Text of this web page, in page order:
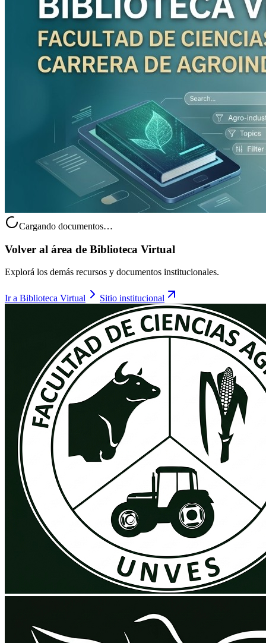
Cargando documentos…
Volver al área de Biblioteca Virtual
Explorá los demás recursos y documentos institucionales.
Ir a Biblioteca Virtual Sitio institucional